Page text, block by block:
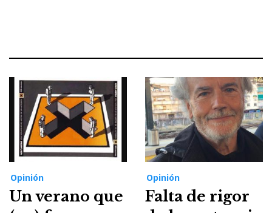
Opinión
Un verano que
Opinión
Falta de rigor